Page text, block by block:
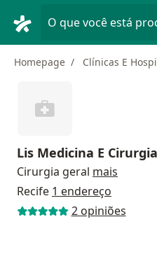
O que você está
Homepage Clínicas E
Lis Medicina E Cirurgia
Cirurgia geral mais
Recife 1 endereço
2 opiniões